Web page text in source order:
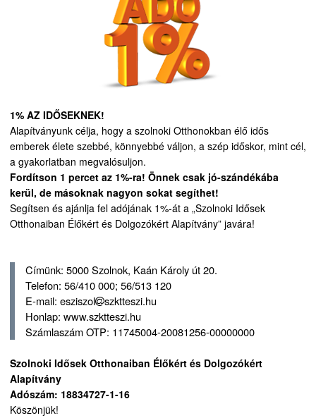
1% AZ IDŐSEKNEK!
Alapítványunk célja, hogy a szolnoki Otthonokban élő idős
emberek élete szebbé, könnyebbé váljon, a szép időskor, mint cél,
a gyakorlatban megvalósuljon.
Fordítson 1 percet az 1%-ra! Önnek csak jó-szándékába
kerül, de másoknak nagyon sokat segíthet!
Segítsen és ajánlja fel adójának 1%-át a „Szolnoki Idősek
Otthonaiban Élőkért és Dolgozókért Alapítvány” javára!
Címünk: 5000 Szolnok, Kaán Károly út 20.
Telefon: 56/410 000; 56/513 120
E-mail: esziszol
szktteszi.hu
Honlap: www.szktteszi.hu
Számlaszám OTP: 11745004-20081256-00000000
Szolnoki Idősek Otthonaiban Élőkért és Dolgozókért
Alapítvány
Adószám: 18834727-1-16
Köszönjük!